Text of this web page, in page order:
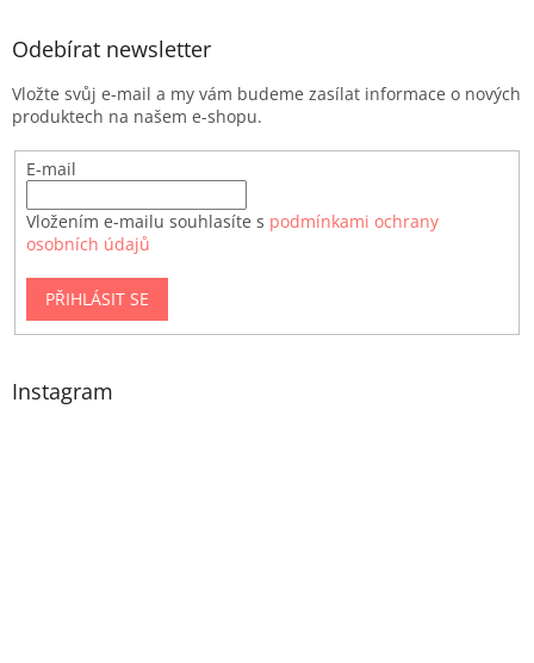
Odebírat newsletter
Vložte svůj e-mail a my vám budeme zasílat informace o nových
produktech na našem e-shopu.
E-mail
Vložením e-mailu souhlasíte s podmínkami ochrany
osobních údajů
PŘIHLÁSIT SE
Instagram